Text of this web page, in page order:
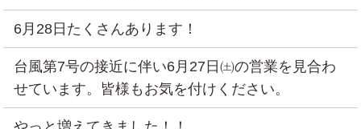
6月28日たくさんあります！
台風第7号の接近に伴い6月27日㈯の営業を見合わ
せています。皆様もお気を付けください。